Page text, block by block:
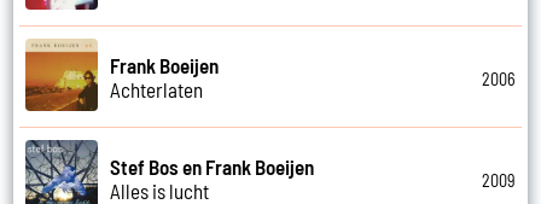
Frank Boeijen
Achterlaten
2006
Stef Bos en Frank Boeijen
Alles is lucht
2009